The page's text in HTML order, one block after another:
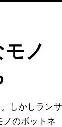
ノ
しかしランサ
ノのボットネ